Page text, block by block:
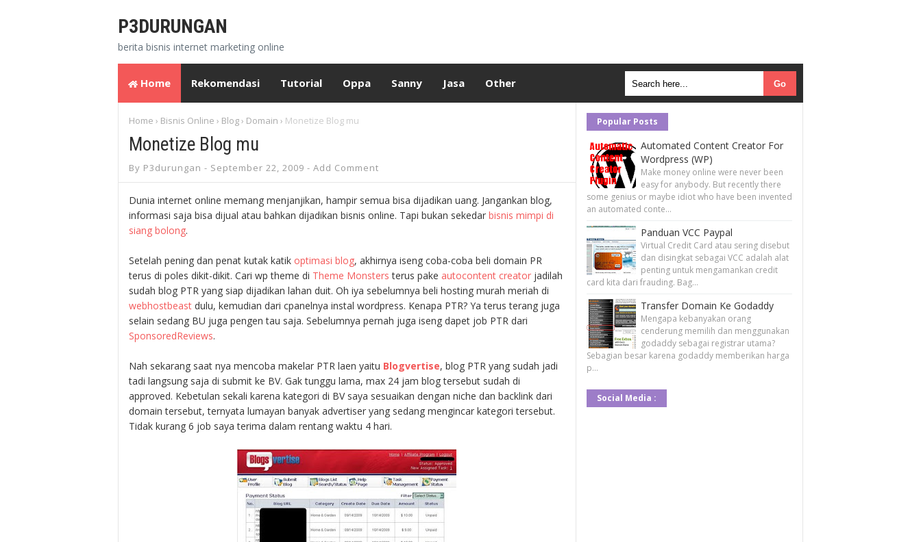
P3DURUNGAN
berita bisnis internet marketing online
Home Rekomendasi Tutorial Oppa Sanny Jasa Other
Home › Bisnis Online › Blog› Domain › Monetize Blog mu
Monetize Blog mu
By P3durungan - September 22, 2009 - Add Comment
Dunia internet online memang menjanjikan, hampir semua bisa dijadikan uang. Jangankan blog,
informasi saja bisa dijual atau bahkan dijadikan bisnis online. Tapi bukan sekedar bisnis mimpi di
siang bolong.
Setelah pening dan penat kutak katik optimasi blog, akhirnya iseng coba-coba beli domain PR
terus di poles dikit-dikit. Cari wp theme di Theme Monsters terus pake autocontent creator jadilah
sudah blog PTR yang siap dijadikan lahan duit. Oh iya sebelumnya beli hosting murah meriah di
webhostbeast dulu, kemudian dari cpanelnya instal wordpress. Kenapa PTR? Ya terus terang juga
selain sedang BU juga pengen tau saja. Sebelumnya pernah juga iseng dapet job PTR dari
SponsoredReviews.
Nah sekarang saat nya mencoba makelar PTR laen yaitu Blogvertise, blog PTR yang sudah jadi
tadi langsung saja di submit ke BV. Gak tunggu lama, max 24 jam blog tersebut sudah di
approved. Kebetulan sekali karena kategori di BV saya sesuaikan dengan niche dan backlink dari
domain tersebut, ternyata lumayan banyak advertiser yang sedang mengincar kategori tersebut.
Tidak kurang 6 job saya terima dalam rentang waktu 4 hari.
Popular Posts
Automated Content Creator For
Wordpress (WP)
Make money online were never been
easy for anybody. But recently there
some genius or maybe idiot who have been invented
an automated conte...
Panduan VCC Paypal
Virtual Credit Card atau sering disebut
dan disingkat sebagai VCC adalah alat
penting untuk mengamankan credit
card kita dari frauding. Bag...
Transfer Domain Ke Godaddy
Mengapa kebanyakan orang
cenderung memilih dan menggunakan
godaddy sebagai registrar utama?
Sebagian besar karena godaddy memberikan harga
p...
Social Media :